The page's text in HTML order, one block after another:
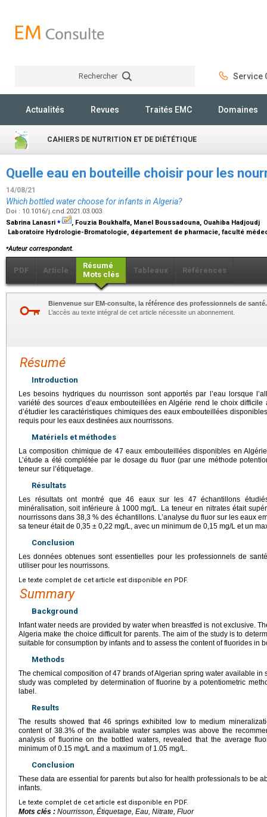
Rechercher Service
Actualités Revues Traités EMC Domaines
CAHIERS DE NUTRITION ET DE DIÉTÉTIQUE
Quelle eau en bouteille choisir pour les
14/08/21
Which bottled water choose for infants in Algeria?
Doi : 10.1016/j.cnd.2021.03.003
Sabrina Lanasri ⁎
, Fouzia Boukhalfa, Manel Boussadouna, Ouahiba Hadjoudj
Laboratoire Hydrologie-Bromatologie, département de pharmacie, faculté
⁎Auteur correspondant.
PDF Article
Résumé
Mots clés
Tableaux Références
Bienvenue sur EM-consulte, la référence des professionnels de santé.
L’accès au texte intégral de cet article nécessite un abonnement.
Résumé
Introduction
Les besoins hydriques du nourrisson sont apportés par l’eau lorsque
variété des sources d’eaux embouteillées en Algérie rend le choix difficile
d’étudier les caractéristiques chimiques des eaux embouteillées
requis pour les eaux destinées aux nourrissons.
Matériels et méthodes
La composition chimique de 47 eaux embouteillées disponibles en
L’étude a été complétée par le dosage du fluor (par une méthode
teneur sur l’étiquetage.
Résultats
Les résultats ont montré que 46 eaux sur les 47 échantillons
minéralisation, soit inférieure à 1000 mg/L. La teneur en nitrates était
nourrissons dans 38,3 % des échantillons. L’analyse du fluor sur les eaux
sa teneur était de 0,35 ± 0,22 mg/L, avec un minimum de 0,15 mg/L et un
Conclusion
Les données obtenues sont essentielles pour les professionnels de
utiliser pour les nourrissons.
Le texte complet de cet article est disponible en PDF.
Summary
Background
Infant water needs are provided by water when breastfed is not exclusive.
Algeria make the choice difficult for parents. The aim of the study is to
suitable for consumption by infants and to assess the content of fluorides in
Methods
The chemical composition of 47 brands of Algerian spring water available in
study was completed by determination of fluorine by a potentiometric
label.
Results
The results showed that 46 springs exhibited low to medium
content of 38.3% of the available water samples was above the
analysis of fluorine on the bottled waters, revealed that the average
minimum of 0.15 mg/L and a maximum of 1.05 mg/L.
Conclusion
These data are essential for parents but also for health professionals to be
infants.
Le texte complet de cet article est disponible en PDF.
Mots clés : Nourrisson, Étiquetage, Eau, Nitrate, Fluor